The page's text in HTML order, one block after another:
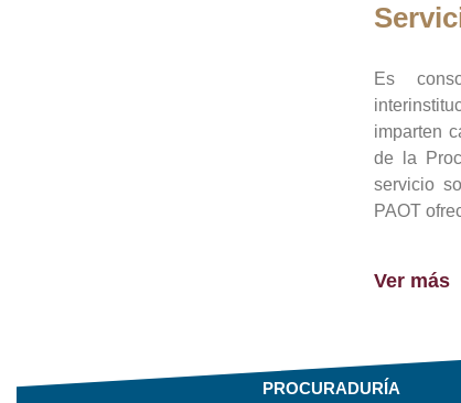
Es
imparten
de la
servicio
PAOT
Ver más
PROCURADURÍA